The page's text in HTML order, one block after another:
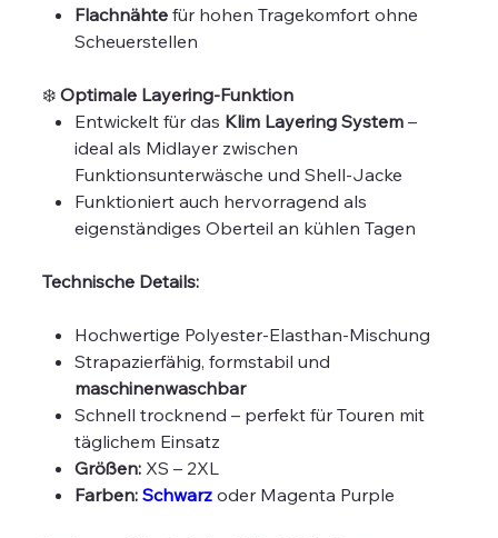
Flachnähte für hohen Tragekomfort ohne
Scheuerstellen
❄️Optimale Layering-Funktion
Entwickelt für das Klim Layering System –
ideal als Midlayer zwischen
Funktionsunterwäsche und Shell-Jacke
Funktioniert auch hervorragend als
eigenständiges Oberteil an kühlen Tagen
Technische Details:
Hochwertige Polyester-Elasthan-Mischung
Strapazierfähig, formstabil und
maschinenwaschbar
Schnell trocknend – perfekt für Touren mit
täglichem Einsatz
Größen: XS – 2XL
Farben: Schwarz oder Magenta Purple